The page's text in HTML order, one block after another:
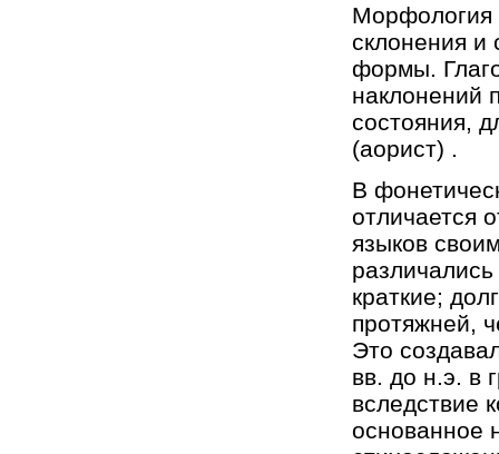
Морфология
склонения и
формы.
наклонений
состояния,
(аорист) .
В
отличается
языков
различались
краткие;
протяжней,
Это
вв. до н.э. в
вследствие
основанное